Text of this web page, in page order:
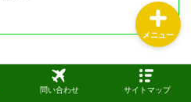
問い合わせ サイトマップ
メニュー